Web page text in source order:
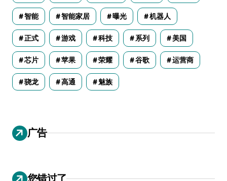
智能 智能家居 曝光 机器人
正式 游戏 科技 系列 美国
芯片 苹果 荣耀 谷歌 运营商
骁龙 高通 魅族
广告
您错过了